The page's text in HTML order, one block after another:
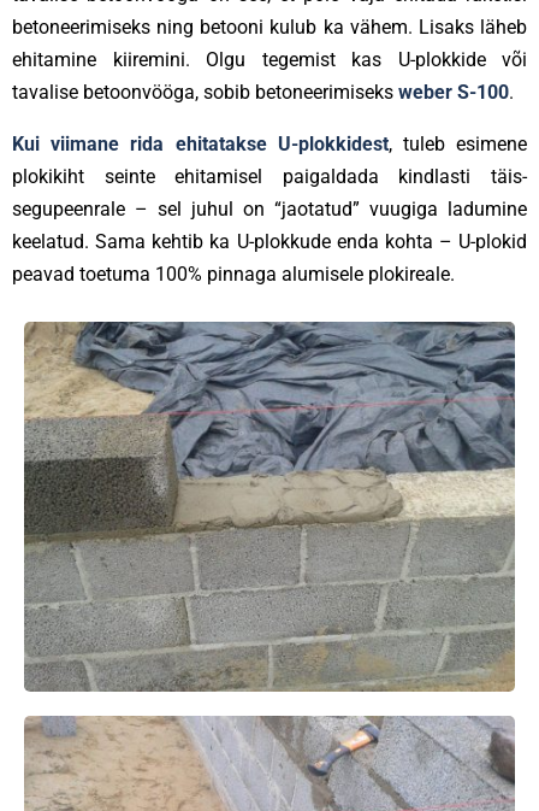
betoneerimiseks ning betooni kulub ka vähem. Lisaks läheb
ehitamine kiiremini. Olgu tegemist kas U-plokkide või
tavalise betoonvööga, sobib betoneerimiseks weber S-100.
Kui viimane rida ehitatakse U-plokkidest, tuleb esimene
plokikiht seinte ehitamisel paigaldada kindlasti täis-
segupeenrale – sel juhul on “jaotatud” vuugiga ladumine
keelatud. Sama kehtib ka U-plokkude enda kohta – U-plokid
peavad toetuma 100% pinnaga alumisele plokireale.